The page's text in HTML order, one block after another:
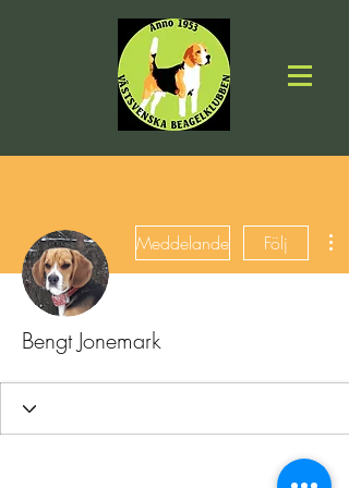
Meddelande Följ
Bengt Jonemark